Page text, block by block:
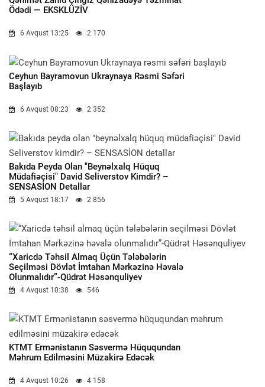
Ödədi — EKSKLÜZİV
6 Avqust 13:25 2 170
Ceyhun Bayramovun Ukraynaya Rəsmi Səfəri
Başlayıb
6 Avqust 08:23 2 352
Bakıda Peyda Olan "beynəlxalq Hüquq
Müdafiəçisi" David Seliverstov Kimdir? –
SENSASİON Detallar
5 Avqust 18:17 2 856
“Xaricdə Təhsil Almaq Üçün Tələbələrin
Seçilməsi Dövlət İmtahan Mərkəzinə Həvalə
Olunmalıdır”-Qüdrət Həsənquliyev
4 Avqust 10:38 546
KTMT Ermənistanın Səsvermə Hüququndan
Məhrum Edilməsini Müzakirə Edəcək
4 Avqust 10:26 4 158